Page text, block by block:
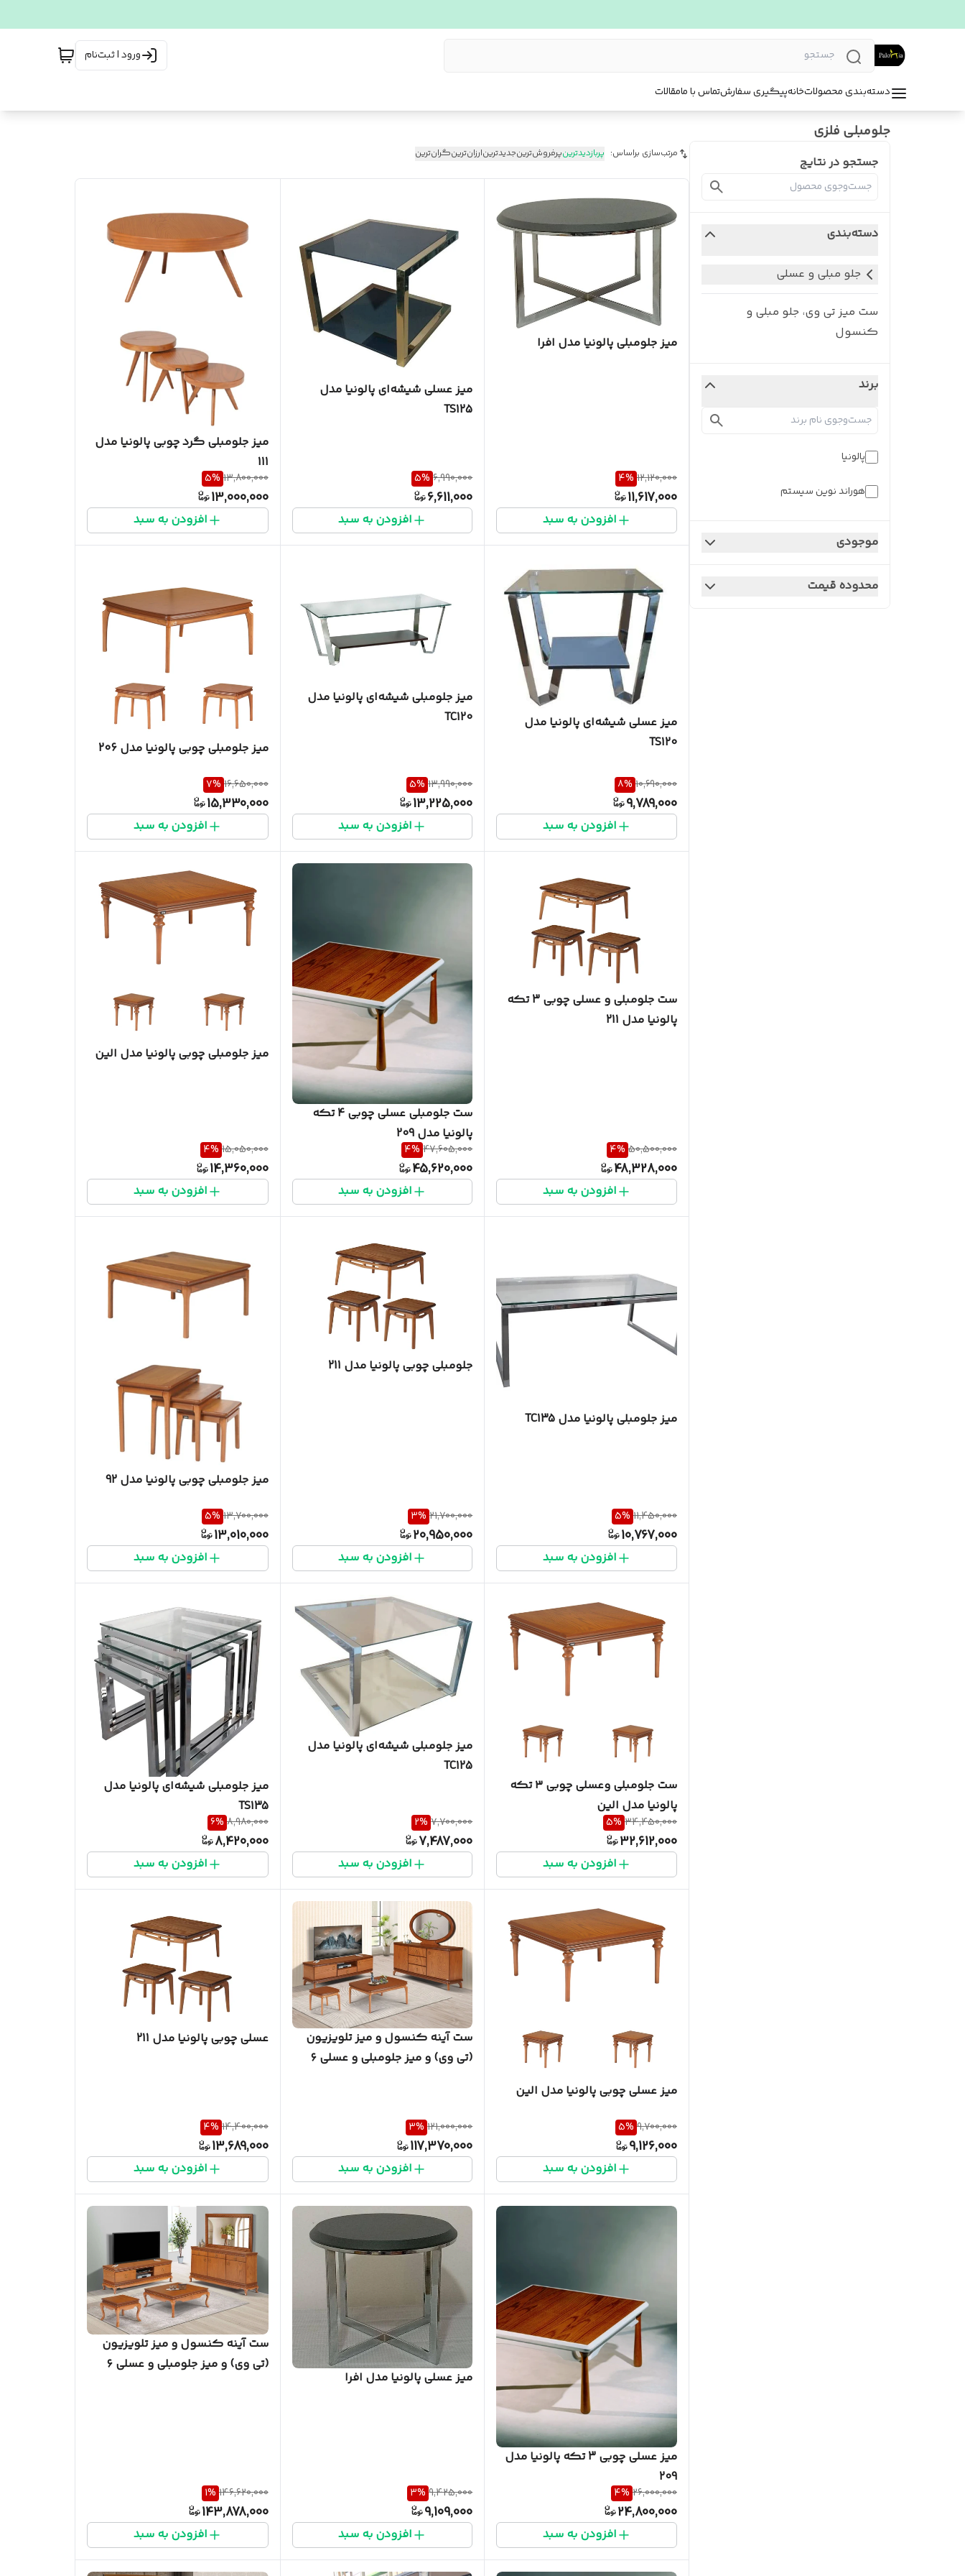
ورود | ثبت‌نام
دسته‌بندی محصولاتخانهپیگیری سفارشتماس با مامقالات
جلومبلی فلزی
جستجو در نتایج
دسته‌بندی
جلو مبلی و عسلی
ست میز تی وی، جلو مبلی و
کنسول
برند
پالونیا
هوراند نوین سیستم
موجودی
محدوده قیمت
مرتب‌سازی براساس: پربازدیدترینپرفروش‌ترینجدیدترینارزان‌ترینگران‌ترین
میز جلومبلی پالونیا مدل افرا
12,120,000
4%
11,617,000
افزودن به سبد
میز عسلی شیشه‌ای پالونیا مدل
TS125
6,990,000
5%
6,611,000
افزودن به سبد
میز جلومبلی گرد چوبی پالونیا مدل
111
13,800,000
5%
13,000,000
افزودن به سبد
میز عسلی شیشه‌ای پالونیا مدل
TS120
10,690,000
8%
9,789,000
افزودن به سبد
میز جلومبلی شیشه‌ای پالونیا مدل
TC120
13,990,000
5%
13,225,000
افزودن به سبد
میز جلومبلی چوبی پالونیا مدل 206
16,650,000
7%
15,330,000
افزودن به سبد
ست جلومبلی و عسلی چوبی 3 تکه
پالونیا مدل 211
50,500,000
4%
48,328,000
افزودن به سبد
ست جلومبلی عسلی چوبی 4 تکه
پالونیا مدل 209
47,605,000
4%
45,620,000
افزودن به سبد
میز جلومبلی چوبی پالونیا مدل الین
15,050,000
4%
14,360,000
افزودن به سبد
میز جلومبلی پالونیا مدل TC135
11,450,000
5%
10,767,000
افزودن به سبد
جلومبلی چوبی پالونیا مدل 211
21,700,000
3%
20,950,000
افزودن به سبد
میز جلومبلی چوبی پالونیا مدل 92
13,700,000
5%
13,010,000
افزودن به سبد
ست جلومبلی وعسلی چوبی ۳ تکه
پالونیا مدل الین
34,450,000
5%
32,612,000
افزودن به سبد
میز جلومبلی شیشه‌ای پالونیا مدل
TC125
7,700,000
2%
7,487,000
افزودن به سبد
میز جلومبلی شیشه‌ای پالونیا مدل
TS135
8,980,000
6%
8,420,000
افزودن به سبد
میز عسلی چوبی پالونیا مدل الین
9,700,000
5%
9,126,000
افزودن به سبد
ست آینه کنسول و میز تلویزیون
(تی وی) و میز جلومبلی و عسلی ۶
121,000,000
3%
117,370,000
افزودن به سبد
عسلی چوبی پالونیا مدل 211
14,400,000
4%
13,689,000
افزودن به سبد
میز عسلی چوبی 3 تکه پالونیا مدل
209
26,000,000
4%
24,800,000
افزودن به سبد
میز عسلی پالونیا مدل افرا
9,425,000
3%
9,109,000
افزودن به سبد
ست آینه کنسول و میز تلویزیون
(تی وی) و میز جلومبلی و عسلی ۶
146,620,000
1%
143,878,000
افزودن به سبد